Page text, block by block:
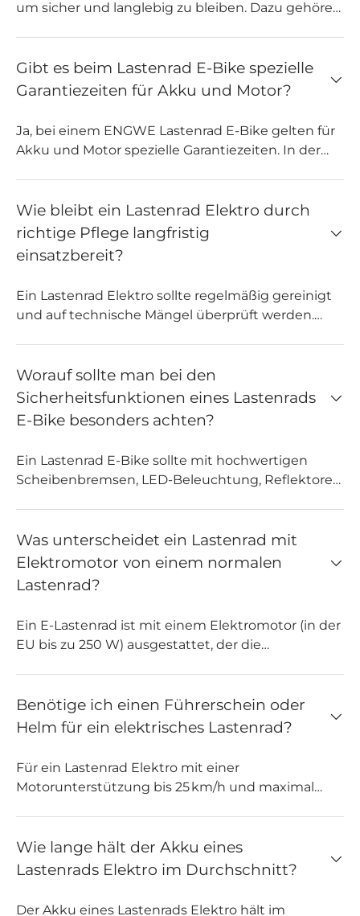
Werkzeug liegen bei. Bei Vorbestellungen oder
ausverkauften Modellen finden Sie genaue Infos
um sicher und langlebig zu bleiben. Dazu gehören
Licht sowie Überprüfung des Reifendrucks. Auch
bei einem lastenrad e bike ist eine regelmäßige
eine Wartung pro Jahr – bei intensiver Nutzung
auch häufiger.
Gibt es beim Lastenrad E-Bike spezielle
Garantiezeiten für Akku und Motor?
Ja, bei einem ENGWE Lastenrad E-Bike gelten für
Akku und Motor spezielle Garantiezeiten. In der
Jahr, abhängig vom Modell. Die genaue
Garantiedauer finden Sie in den
Produktunterlagen. Schäden durch
unsachgemäßen Gebrauch oder äußere Einflüsse
und Seriennummer auf, um Garantieansprüche
bei Ihrem Cargo Bike schnell geltend zu machen.
Wie bleibt ein Lastenrad Elektro durch
richtige Pflege langfristig
einsatzbereit?
Ein Lastenrad Elektro sollte regelmäßig gereinigt
und auf technische Mängel überprüft werden.
entladen. Die Kette sollte geölt, die Bremsen
geprüft und Schrauben nachgezogen werden. Vor
allem bei täglichem Einsatz erhöht regelmäßige
Pflege die Lebensdauer des lastenrad e bikes
einen Fachhändler wird empfohlen, um sicher und
sorgenfrei unterwegs zu sein.
Worauf sollte man bei den
Sicherheitsfunktionen eines Lastenrads
E-Bike besonders achten?
Ein Lastenrad E-Bike sollte mit hochwertigen
Scheibenbremsen, LED-Beleuchtung, Reflektoren
Bremssystem unerlässlich. Viele ENGWE
Lastenrad Elektro Modelle verfügen zudem über
Rahmenschlösser, elektrische Wegfahrsperren
oder GPS-Funktionen. Für den sicheren Transport
Gurtsystem und Wetterschutz entscheidend.
Sicherheit ist bei einem lastenrad e bike
besonders wichtig – für Sie und Ihre Mitfahrer.
Was unterscheidet ein Lastenrad mit
Elektromotor von einem normalen
Lastenrad?
Ein E-Lastenrad ist mit einem Elektromotor (in der
EU bis zu 250 W) ausgestattet, der die
im Vergleich zu einem normalen Lastenrad, das
vollständig auf Muskelkraft angewiesen ist,
oder Passagieren konzipiert, doch E-Lastenräder
reduzieren die Ermüdung des Fahrers und
erhöhen die Reichweite und den Nutzwert –
insbesondere in der Stadt oder in hügeligem
Gelände.
Benötige ich einen Führerschein oder
Helm für ein elektrisches Lastenrad?
Für ein Lastenrad Elektro mit einer
Motorunterstützung bis 25 km/h und maximal
und der EU weder Führerschein noch Zulassung.
Auch eine Helmpflicht besteht nicht, wird jedoch
Leistung gelten andere Regeln. Prüfen Sie daher
Wie lange hält der Akku eines
Lastenrads Elektro im Durchschnitt?
Der Akku eines Lastenrads Elektro hält im